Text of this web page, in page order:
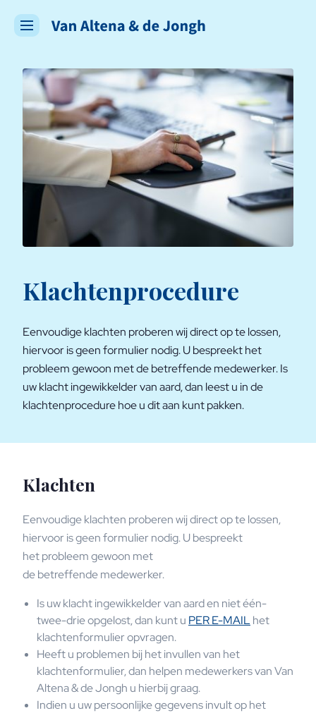
Klachtenprocedure
Eenvoudige klachten proberen wij direct op te lossen,
hiervoor is geen formulier nodig. U bespreekt het
probleem gewoon met de betreffende medewerker. Is
uw klacht ingewikkelder van aard, dan leest u in de
klachtenprocedure hoe u dit aan kunt pakken.
Klachten
Eenvoudige klachten proberen wij direct op te lossen,
hiervoor is geen formulier nodig. U bespreekt
het probleem gewoon met
de betreffende medewerker.
Is uw klacht ingewikkelder van aard en niet één-
twee-drie opgelost, dan kunt u PER E-MAILhet
klachtenformulier opvragen.
Heeft u problemen bij het invullen van het
klachtenformulier, dan helpen medewerkers van Van
Altena & de Jongh u hierbij graag.
Indien u uw persoonlijke gegevens invult op het